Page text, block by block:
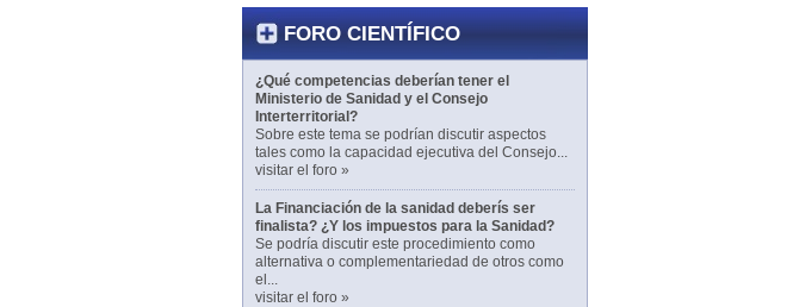
FORO CIENTÍFICO
¿Qué competencias deberían tener el
Ministerio de Sanidad y el Consejo
Interterritorial?
Sobre este tema se podrían discutir aspectos
tales como la capacidad ejecutiva del Consejo...
visitar el foro »
La Financiación de la sanidad deberís ser
finalista? ¿Y los impuestos para la Sanidad?
Se podría discutir este procedimiento como
alternativa o complementariedad de otros como
el...
visitar el foro »